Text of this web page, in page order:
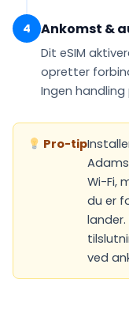
4 Ankomst &
Dit eSIM
opretter
Ingen
Pro-tip
Wi-Fi,
du er
ved